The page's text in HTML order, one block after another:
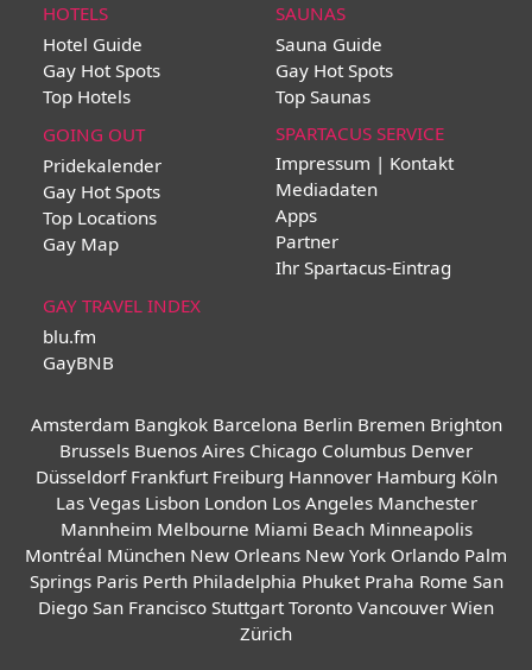
HOTELS
Hotel Guide
Gay Hot Spots
Top Hotels
SAUNAS
Sauna Guide
Gay Hot Spots
Top Saunas
GOING OUT
Pridekalender
Gay Hot Spots
Top Locations
Gay Map
SPARTACUS SERVICE
Impressum | Kontakt
Mediadaten
Apps
Partner
Ihr Spartacus-Eintrag
GAY TRAVEL INDEX
blu.fm
GayBNB
Amsterdam Bangkok Barcelona Berlin Bremen Brighton
Brussels Buenos Aires Chicago Columbus Denver
Düsseldorf Frankfurt Freiburg Hannover Hamburg Köln
Las Vegas Lisbon London Los Angeles Manchester
Mannheim Melbourne Miami Beach Minneapolis
Montréal München New Orleans New York Orlando Palm
Springs Paris Perth Philadelphia Phuket Praha Rome San
Diego San Francisco Stuttgart Toronto Vancouver Wien
Zürich